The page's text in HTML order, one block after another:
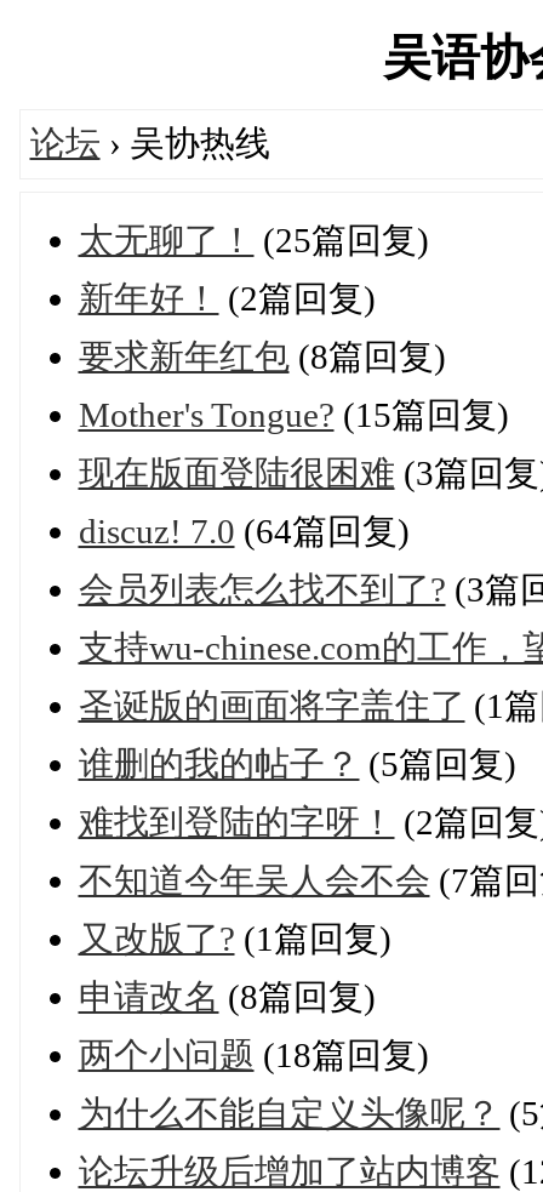
吴语
论坛 › 吴协热线
太无聊了！
(25篇回复)
新年好！
(2篇回复)
要求新年红包(8篇回复)
Mother's Tongue? (15篇回复)
现在版面登陆很困难 (3篇回
discuz! 7.0 (64篇回复)
会员列表怎么找不到了? (3篇
支持wu-chinese.com的工作，
圣诞版的画面将字盖住了 (1
谁删的我的帖子？ (5篇回复)
难找到登陆的字呀！
(2篇回
不知道今年吴人会不会 (7篇
又改版了? (1篇回复)
申请改名 (8篇回复)
两个小问题 (18篇回复)
为什么不能自定义头像呢？
论坛升级后增加了站内博客